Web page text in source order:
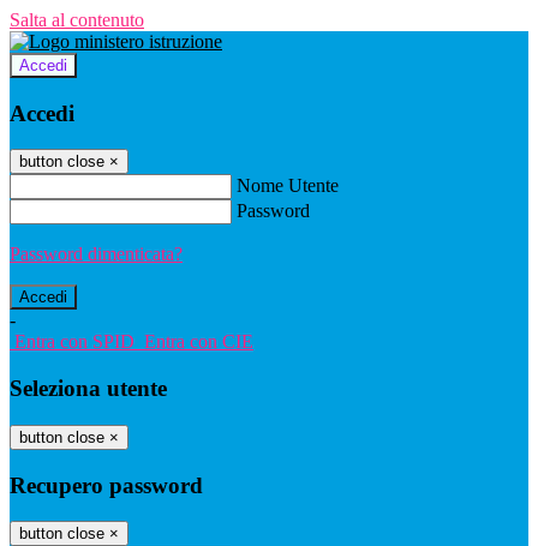
Salta al contenuto
Accedi
Accedi
button close ×
Nome Utente
Password
Password dimenticata?
-
Entra con SPID Entra con CIE
Seleziona utente
button close ×
Recupero password
button close ×